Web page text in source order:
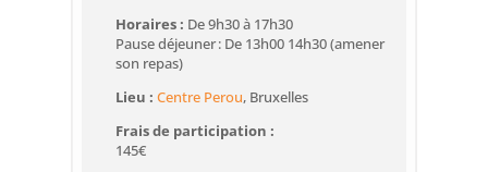
Horaires : De 9h30 à 17h30
Pause déjeuner : De 13h00 14h30 (amener
son repas)
Lieu : Centre Perou, Bruxelles
Frais de participation :
145€